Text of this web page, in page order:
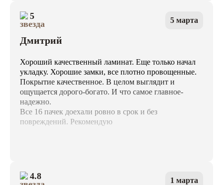
5
Дмитрий
5 марта
Хороший качественный ламинат. Еще только начал
укладку. Хорошие замки, все плотно провощенные.
Покрытие качественное. В целом выглядит и
ощущается дорого-богато. И что самое главное-
надежно.
Все 16 пачек доехали ровно в срок и без
повреждений. Рекомендую
4.8 1 марта